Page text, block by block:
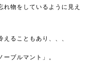
物をしているように見え
ることもあり、、、
ブルマント」。